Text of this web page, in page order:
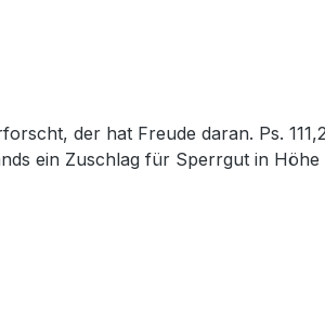
ein Zuschlag für Sperrgut in